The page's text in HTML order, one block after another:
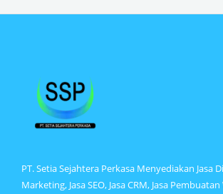
PT. Setia Sejahtera Perkasa Menyediakan Jasa
Marketing, Jasa SEO, Jasa CRM, Jasa